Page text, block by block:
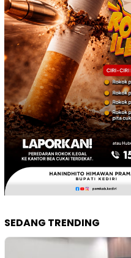
SEDANG TRENDING